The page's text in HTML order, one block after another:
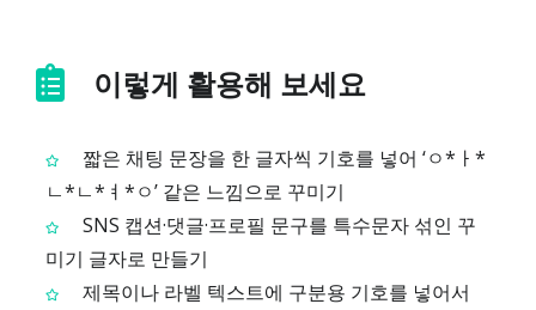
이렇게 활용해 보세요
짧은 채팅 문장을 한 글자씩 기호를 넣어 ‘ㅇ*ㅏ*
ㄴ*ㄴ*ㅕ*ㅇ’ 같은 느낌으로 꾸미기
SNS 캡션·댓글·프로필 문구를 특수문자 섞인 꾸
미기 글자로 만들기
제목이나 라벨 텍스트에 구분용 기호를 넣어서